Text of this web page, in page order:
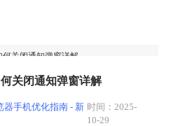
何关闭通知弹窗详解
关闭通知弹窗详解
器手机优化指南 - 新 时间：2025-
10-29